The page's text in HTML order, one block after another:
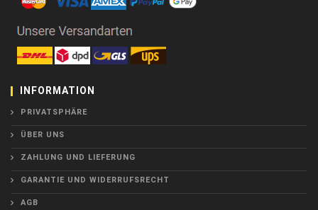
INFORMATION
PRIVATSPHÄRE
ÜBER UNS
ZAHLUNG UND LIEFERUNG
GARANTIE UND WIDERRUFSRECHT
AGB